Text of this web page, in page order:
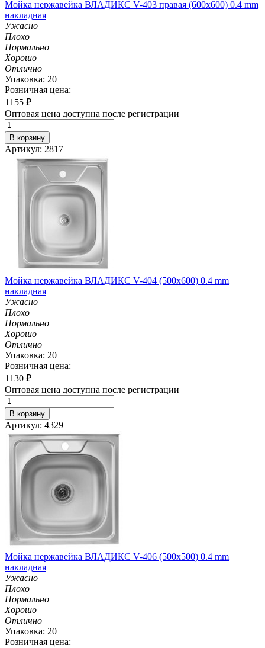
Мойка нержавейка ВЛАДИКС V-403 правая (600х600) 0.4 mm
накладная
Ужасно
Плохо
Нормально
Хорошо
Отлично
Упаковка: 20
Розничная цена:
1155 ₽
Оптовая цена доступна после регистрации
В корзину
Артикул: 2817
Мойка нержавейка ВЛАДИКС V-404 (500х600) 0.4 mm
накладная
Ужасно
Плохо
Нормально
Хорошо
Отлично
Упаковка: 20
Розничная цена:
1130 ₽
Оптовая цена доступна после регистрации
В корзину
Артикул: 4329
Мойка нержавейка ВЛАДИКС V-406 (500х500) 0.4 mm
накладная
Ужасно
Плохо
Нормально
Хорошо
Отлично
Упаковка: 20
Розничная цена: